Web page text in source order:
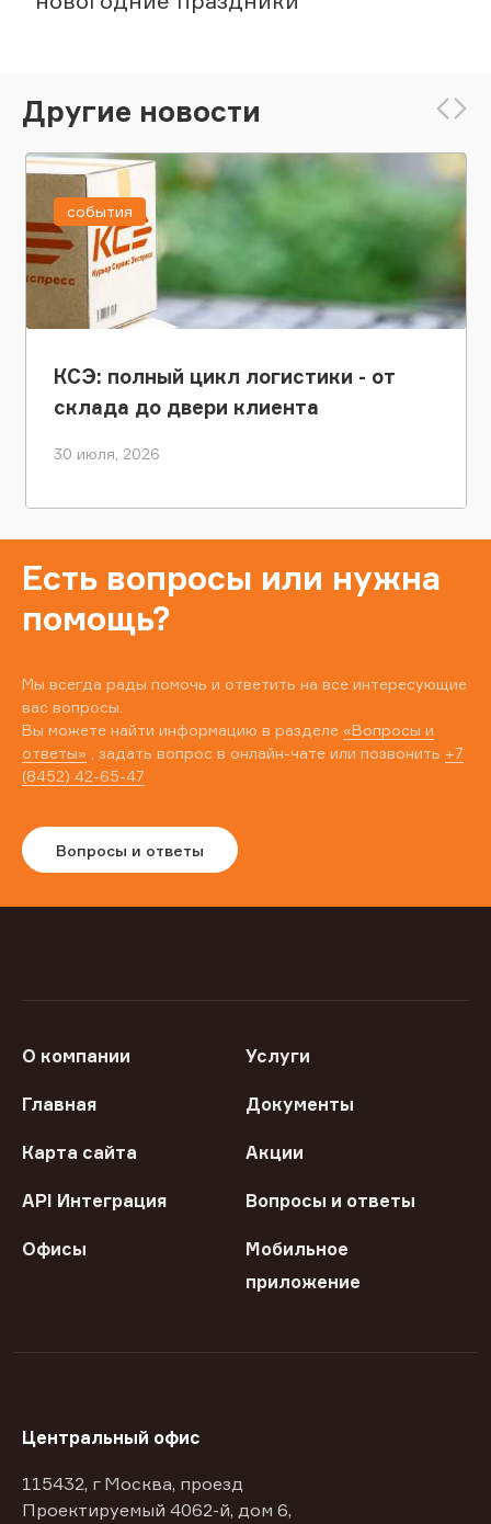
Другие новости
КСЭ: полный цикл логистики - от
склада до двери клиента
30 июля, 2026
события
Есть вопросы или нужна
помощь?
Мы всегда рады помочь и ответить на все интересующие
вас вопросы.
Вы можете найти информацию в разделе «Вопросы и
ответы» , задать вопрос в онлайн-чате или позвонить +7
(8452) 42-65-47
Вопросы и ответы
О компании Услуги
Главная Документы
Карта сайта Акции
API Интеграция Вопросы и ответы
Офисы
Мобильное
приложение
Центральный офис
115432, г Москва, проезд
Проектируемый 4062-й, дом 6,